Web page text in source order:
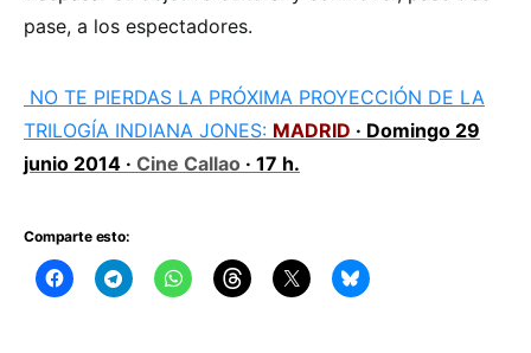
pase, a los espectadores.
NO TE PIERDAS LA PRÓXIMA PROYECCIÓN DE LA
TRILOGÍA INDIANA JONES: MADRID · Domingo 29
junio 2014 · Cine Callao · 17 h.
Comparte esto: